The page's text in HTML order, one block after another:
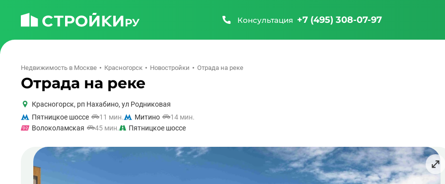
Консультация +7 (495) 308-07-97
Недвижимость в Москве Красногорск Новостройки Отрада на реке
Отрада на реке
Красногорск, рп Нахабино, ул Родниковая
Пятницкое шоссе
11 мин. Митино
14 мин.
Волоколамская
45 мин. Пятницкое шоссе